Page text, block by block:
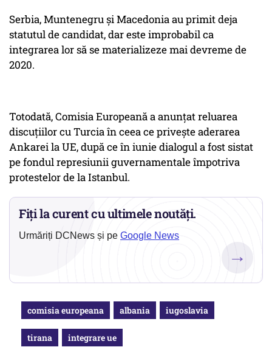
Serbia, Muntenegru și Macedonia au primit deja
statutul de candidat, dar este improbabil ca
integrarea lor să se materializeze mai devreme de
2020.
Totodată, Comisia Europeană a anunțat reluarea
discuțiilor cu Turcia în ceea ce privește aderarea
Ankarei la UE, după ce în iunie dialogul a fost sistat
pe fondul represiunii guvernamentale împotriva
protestelor de la Istanbul.
Fiți la curent cu ultimele noutăți.
Urmăriți DCNews și pe Google News
→
comisia europeana albania iugoslavia
tirana integrare ue